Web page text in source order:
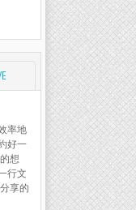
率地
好一
想
行文
享的